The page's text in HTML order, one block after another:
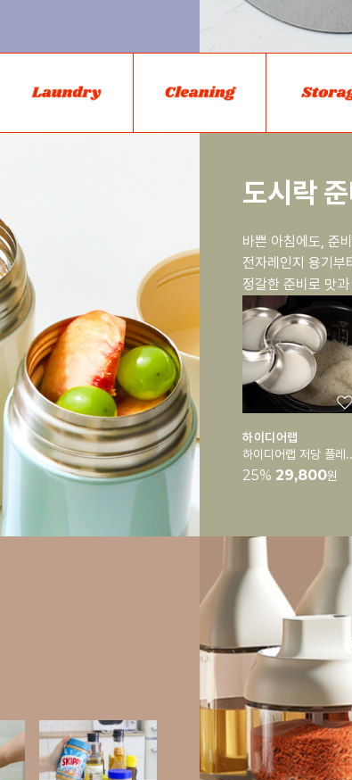
도시락
바쁜 아침에도, 준
전자레인지 용기부
정갈한 준비로 맛
하이디어랩
하이디어
25% 29,800원